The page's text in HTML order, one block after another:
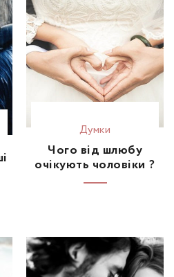
Думки
Чого від шлюбу
очікують чоловіки ?